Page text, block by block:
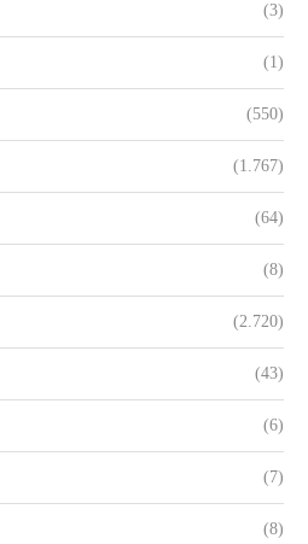
(3)
(1)
(550)
(1.767)
(64)
(8)
(2.720)
(43)
(6)
(7)
(8)